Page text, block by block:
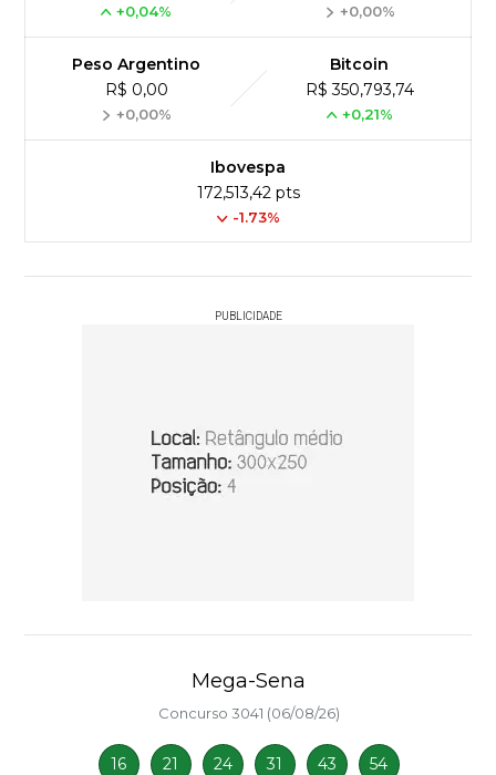
+0,04% +0,00%
Peso Argentino
R$ 0,00
+0,00%
Bitcoin
R$ 350,793,74
+0,21%
Ibovespa
172,513,42 pts
-1.73%
PUBLICIDADE
Mega-Sena
Concurso 3041 (06/08/26)
16 21 24 31 43 54